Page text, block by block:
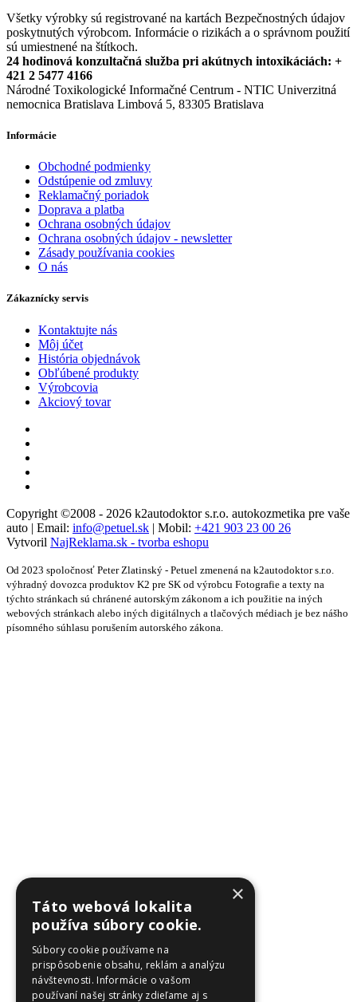
Všetky výrobky sú registrované na kartách Bezpečnostných údajov
poskytnutých výrobcom. Informácie o rizikách a o správnom použití
sú umiestnené na štítkoch.
24 hodinová konzultačná služba pri akútnych intoxikáciách: +
421 2 5477 4166
Národné Toxikologické Informačné Centrum - NTIC Univerzitná
nemocnica Bratislava Limbová 5, 83305 Bratislava
Informácie
Obchodné podmienky
Odstúpenie od zmluvy
Reklamačný poriadok
Doprava a platba
Ochrana osobných údajov
Ochrana osobných údajov - newsletter
Zásady používania cookies
O nás
Zákaznícky servis
Kontaktujte nás
Môj účet
História objednávok
Obľúbené produkty
Výrobcovia
Akciový tovar
Copyright ©2008 - 2026 k2autodoktor s.r.o. autokozmetika pre vaše
auto | Email: info@petuel.sk | Mobil: +421 903 23 00 26
Vytvoril NajReklama.sk - tvorba eshopu
Od 2023 spoločnosť Peter Zlatinský - Petuel zmenená na k2autodoktor s.r.o.
výhradný dovozca produktov K2 pre SK od výrobcu Fotografie a texty na
týchto stránkach sú chránené autorským zákonom a ich použitie na iných
webových stránkach alebo iných digitálnych a tlačových médiach je bez nášho
písomného súhlasu porušením autorského zákona.
×
Táto webová lokalita
používa súbory cookie.
Súbory cookie používame na
prispôsobenie obsahu, reklám a analýzu
návštevnosti. Informácie o vašom
používaní našej stránky zdieľame aj s